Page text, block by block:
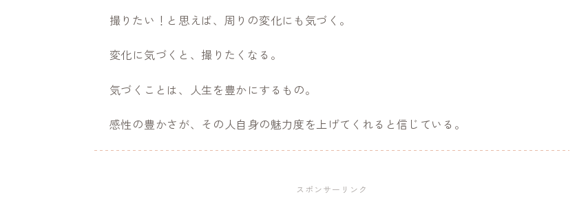
撮りたい！と思えば、周りの変化にも気づく。
変化に気づくと、撮りたくなる。
気づくことは、人生を豊かにするもの。
感性の豊かさが、その人自身の魅力度を上げてくれると信じている。
スポンサーリンク